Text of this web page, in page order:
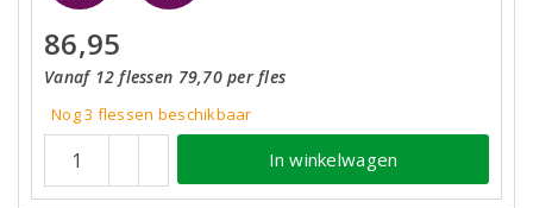
86,95
Vanaf 12 flessen 79,70 per fles
Nog 3 flessen beschikbaar
In winkelwagen